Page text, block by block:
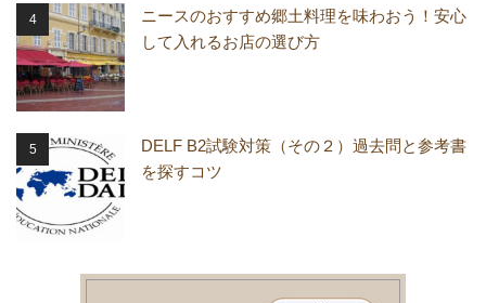
ニースのおすすめ郷土料理を味わおう！安心
して入れるお店の選び方
DELF B2試験対策（その２）過去問と参考書
を探すコツ